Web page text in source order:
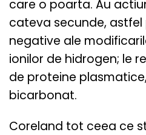
care o poarta. Au
cateva secunde,
negative ale
ionilor de hidrogen; le
de proteine
bicarbonat.
Coreland tot ceea ce